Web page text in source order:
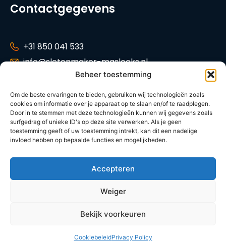
Beheer toestemming
Om de beste ervaringen te bieden, gebruiken wij technologieën zoals
cookies om informatie over je apparaat op te slaan en/of te raadplegen.
Door in te stemmen met deze technologieën kunnen wij gegevens zoals
surfgedrag of unieke ID's op deze site verwerken. Als je geen
toestemming geeft of uw toestemming intrekt, kan dit een nadelige
invloed hebben op bepaalde functies en mogelijkheden.
Accepteren
Weiger
Bekijk voorkeuren
CookiebeleidPrivacy Policy
Contactgegevens
+31 850 041 533
info@slotenmaker-maslocks.nl
Tankenberg 34,
2716 GP Zoetermeer
KVK: 42014621
Tarieven
© 2026 | Slotenmaker-maslocks.nl
Algemene voorwaarden
Bereken prijs Whatsapp